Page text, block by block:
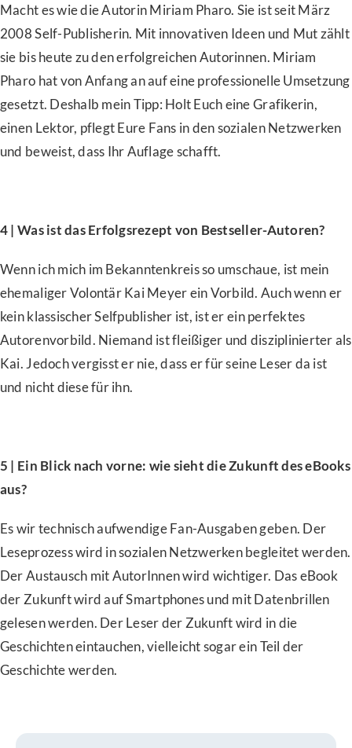
Macht es wie die Autorin Miriam Pharo. Sie ist seit März
2008 Self-Publisherin. Mit innovativen Ideen und Mut zählt
sie bis heute zu den erfolgreichen Autorinnen. Miriam
Pharo hat von Anfang an auf eine professionelle Umsetzung
gesetzt. Deshalb mein Tipp: Holt Euch eine Grafikerin,
einen Lektor, pflegt Eure Fans in den sozialen Netzwerken
und beweist, dass Ihr Auflage schafft.
4 | Was ist das Erfolgsrezept von Bestseller-Autoren?
Wenn ich mich im Bekanntenkreis so umschaue, ist mein
ehemaliger Volontär Kai Meyer ein Vorbild. Auch wenn er
kein klassischer Selfpublisher ist, ist er ein perfektes
Autorenvorbild. Niemand ist fleißiger und disziplinierter als
Kai. Jedoch vergisst er nie, dass er für seine Leser da ist
und nicht diese für ihn.
5 | Ein Blick nach vorne: wie sieht die Zukunft des eBooks
aus?
Es wir technisch aufwendige Fan-Ausgaben geben. Der
Leseprozess wird in sozialen Netzwerken begleitet werden.
Der Austausch mit AutorInnen wird wichtiger. Das eBook
der Zukunft wird auf Smartphones und mit Datenbrillen
gelesen werden. Der Leser der Zukunft wird in die
Geschichten eintauchen, vielleicht sogar ein Teil der
Geschichte werden.